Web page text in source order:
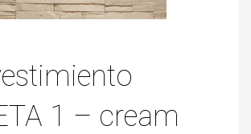
1 – cream